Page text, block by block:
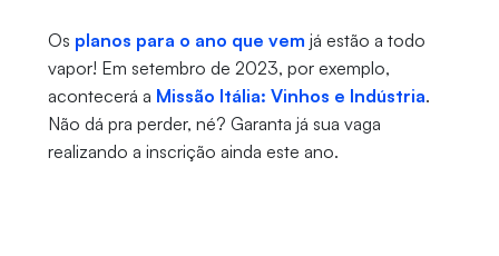
Os planos para o ano que vem já estão a todo
vapor! Em setembro de 2023, por exemplo,
acontecerá a Missão Itália: Vinhos e Indústria.
Não dá pra perder, né? Garanta já sua vaga
realizando a inscrição ainda este ano.